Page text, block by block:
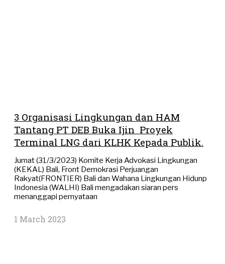
3 Organisasi Lingkungan dan HAM
Tantang PT DEB Buka Ijin Proyek
Terminal LNG dari KLHK Kepada Publik.
Jumat (31/3/2023) Komite Kerja Advokasi Lingkungan
(KEKAL) Bali, Front Demokrasi Perjuangan
Rakyat(FRONTIER) Bali dan Wahana Lingkungan Hidunp
Indonesia (WALHI) Bali mengadakan siaran pers
menanggapi pernyataan
1 March 2023